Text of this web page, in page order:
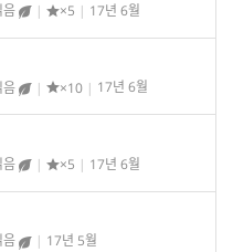
음 | ×5 | 17년 6월
음 | ×10 | 17년 6월
음 | ×5 | 17년 6월
음 | 17년 5월